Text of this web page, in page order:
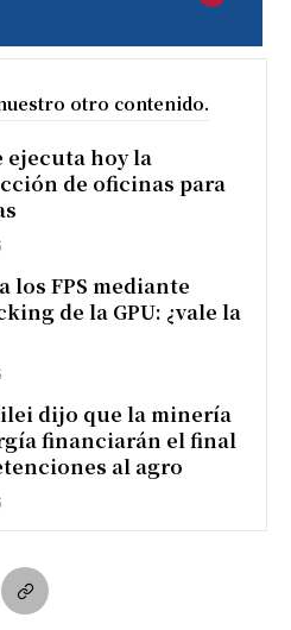
otro contenido.
ejecuta hoy la
de oficinas para
los FPS mediante
de la GPU: ¿vale la
dijo que la minería
financiarán el final
al agro